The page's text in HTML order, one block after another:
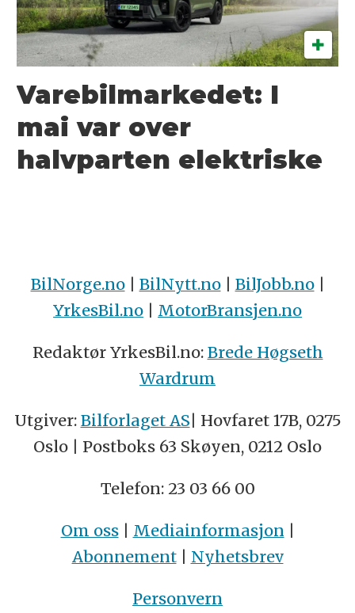
Varebilmarkedet: I
mai var over
halvparten elektriske
BilNorge.no| BilNytt.no| BilJobb.no|
YrkesBil.no | MotorBransjen.no
Redaktør YrkesBil.no: Brede Høgseth
Wardrum
Utgiver: Bilforlaget AS| Hovfaret 17B, 0275
Oslo | Postboks 63 Skøyen, 0212 Oslo
Telefon: 23 03 66 00
Om oss| Mediainformasjon |
Abonnement| Nyhetsbrev
Personvern